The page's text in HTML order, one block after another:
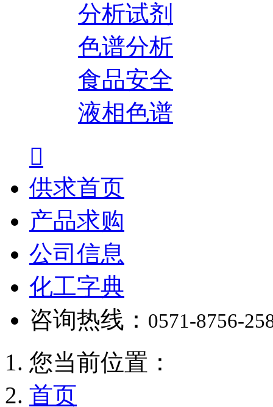
分析试剂
色谱分析
食品安全
液相色谱

供求首页
产品求购
公司信息
化工字典
咨询热线： 0571-8756-
您当前位置：
首页